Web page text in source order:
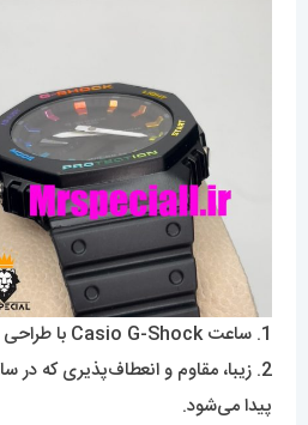
1. ساعت Casio G-Shock با طراحی بی‌نظیر و کیفیت بالا.
پیدا می‌شود.